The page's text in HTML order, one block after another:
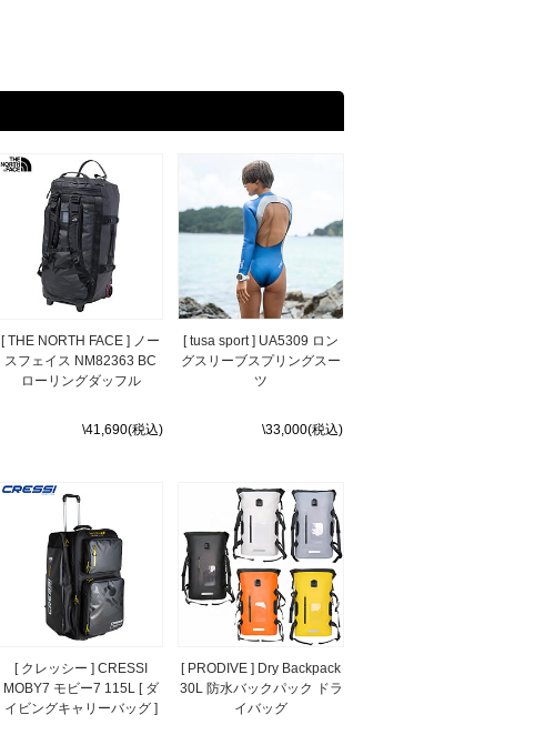
[ THE NORTH FACE ] ノー
スフェイス NM82363 BC
ローリングダッフル
\41,690(税込)
[ tusa sport ] UA5309 ロン
グスリーブスプリングスー
ツ
\33,000(税込)
[ クレッシー ] CRESSI
MOBY7 モビー7 115L [ ダ
イビングキャリーバッグ ]
[ PRODIVE ] Dry Backpack
30L 防水バックパック ドラ
イバッグ